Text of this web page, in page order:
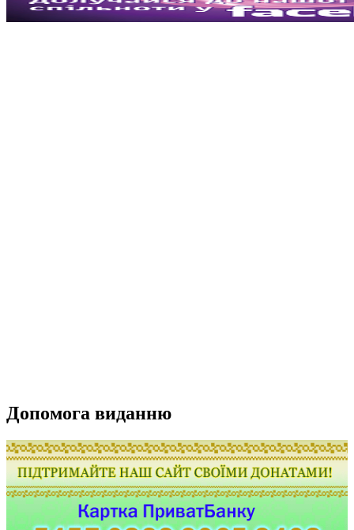
Допомога виданню